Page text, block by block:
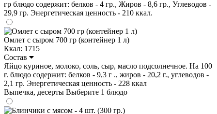
гр блюдо содержит: белков - 4 гр., Жиров - 8,6 гр., Углеводов -
29,9 гр. Энергетическая ценность - 210 ккал.
Омлет с сыром 700 гр (контейнер 1 л)
Ккал: 1715
Состав
Яйцо куриное, молоко, соль, сыр, масло подсолнечное. На 100
г. блюдо содержит: белков - 9,3 г ., жиров - 20,2 г., углеводов -
2,1 гр. Энергетическая ценность - 228 ккал
Выпечка, десерты Выберите 1 блюдо